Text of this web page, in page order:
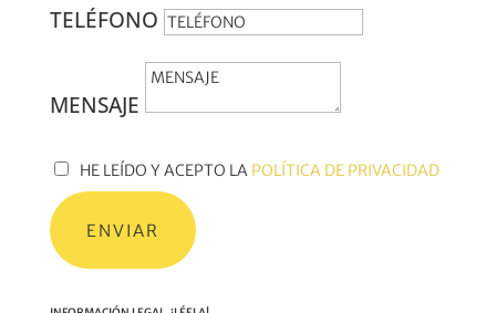
TELÉFONO
MENSAJE
HE LEÍDO Y ACEPTO LA POLÍTICA DE PRIVACIDAD
ENVIAR